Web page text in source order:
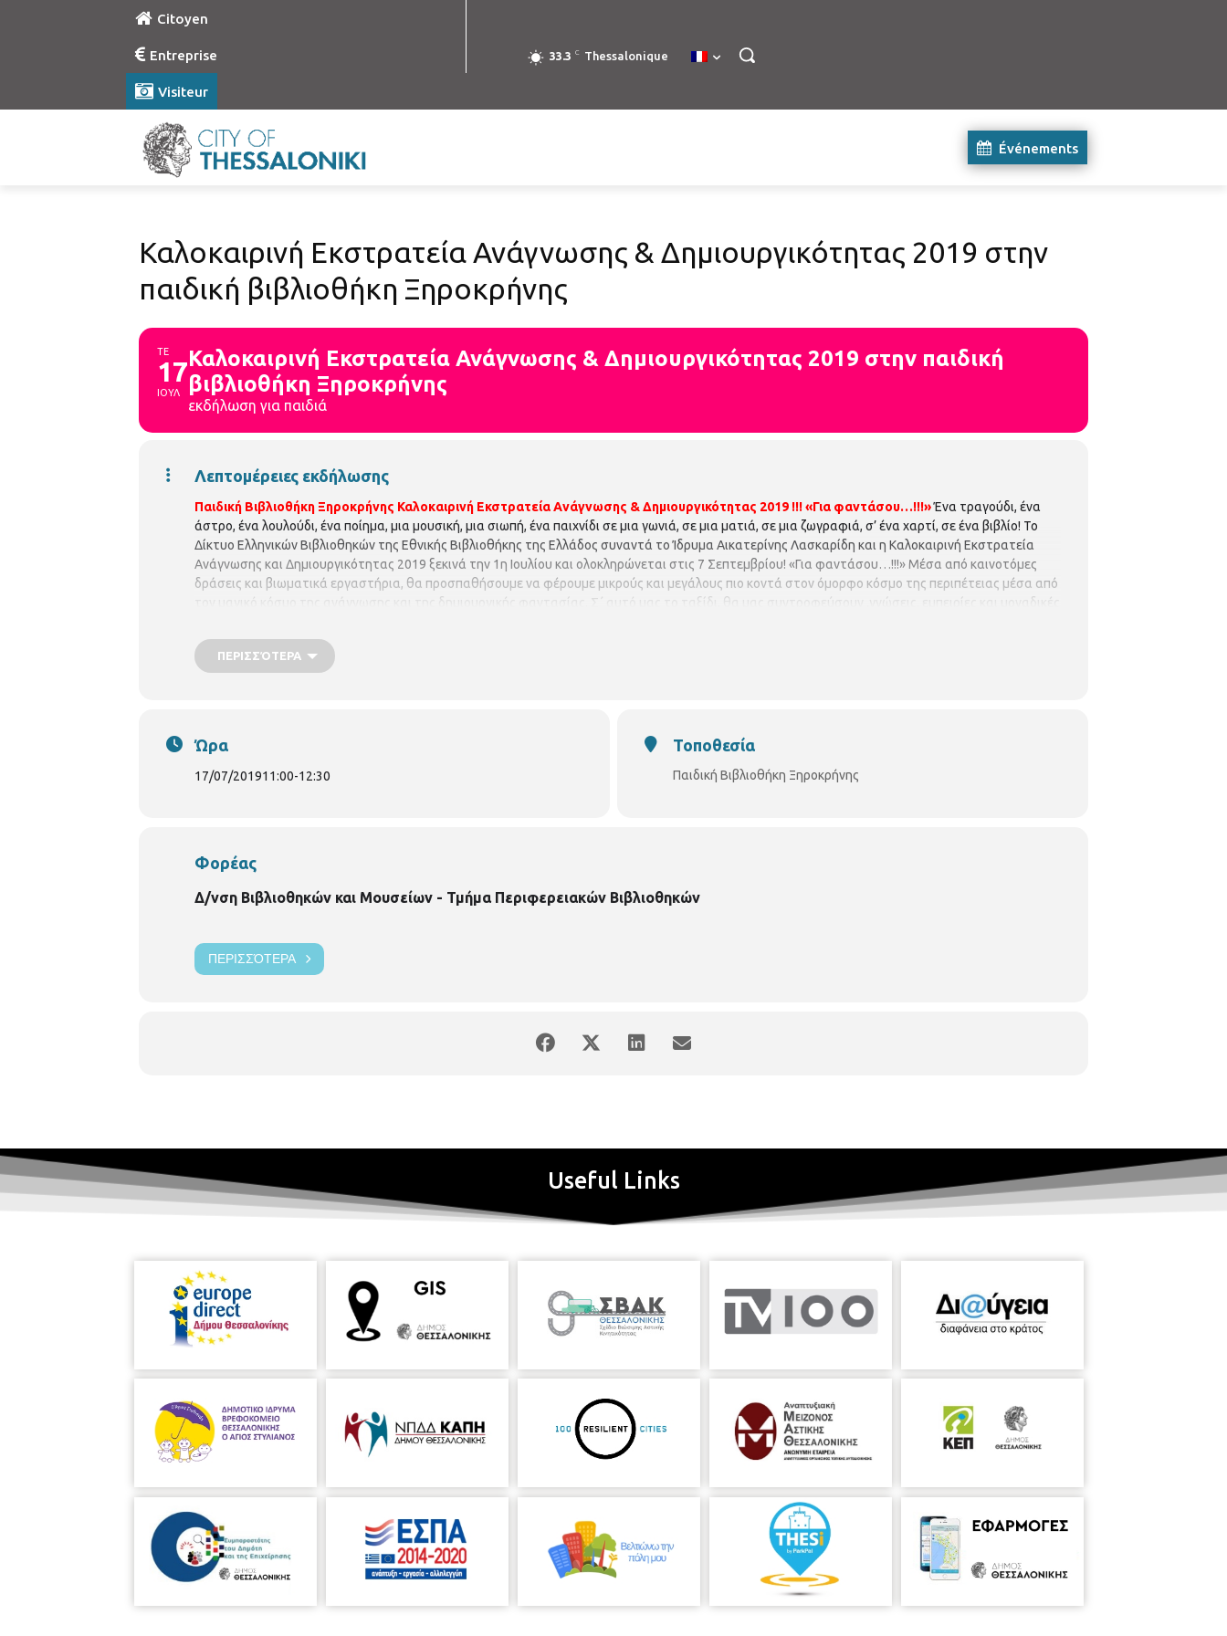
Citoyen
Entreprise
Visiteur
33.3 C Thessalonique
Événements
Καλοκαιρινή Εκστρατεία Ανάγνωσης & Δημιουργικότητας 2019 στην
παιδική βιβλιοθήκη Ξηροκρήνης
ΤΕ
17
ΙΟΥΛ
Καλοκαιρινή Εκστρατεία Ανάγνωσης & Δημιουργικότητας 2019 στην παιδική
βιβλιοθήκη Ξηροκρήνης
εκδήλωση για παιδιά
Λεπτομέρειες εκδήλωσης
Παιδική Βιβλιοθήκη Ξηροκρήνης Καλοκαιρινή Εκστρατεία Ανάγνωσης & Δημιουργικότητας 2019 !!!«Για φαντάσου…!!!»Ένα τραγούδι, ένα
άστρο, ένα λουλούδι, ένα ποίημα, μια μουσική, μια σιωπή, ένα παιχνίδι σε μια γωνιά, σε μια ματιά, σε μια ζωγραφιά, σ’ ένα χαρτί, σε ένα βιβλίο! Το
Δίκτυο Ελληνικών Βιβλιοθηκών της Εθνικής Βιβλιοθήκης της Ελλάδος συναντά το Ίδρυμα Αικατερίνης Λασκαρίδη και η Καλοκαιρινή Εκστρατεία
Ανάγνωσης και Δημιουργικότητας 2019 ξεκινά την 1η Ιουλίου και ολοκληρώνεται στις 7 Σεπτεμβρίου! «Για φαντάσου…!!!» Μέσα από καινοτόμες
δράσεις και βιωματικά εργαστήρια, θα προσπαθήσουμε να φέρουμε μικρούς και μεγάλους πιο κοντά στον όμορφο κόσμο της περιπέτειας μέσα από
τον μαγικό κόσμο της ανάγνωσης και της δημιουργικής φαντασίας. Σ΄ αυτό μας το ταξίδι, θα μας συντροφεύσουν ,γνώσεις, εμπειρίες και μοναδικές
Βιβλιοθήκη Ξηροκρήνης, συμμετέχει ενεργά στο πρόγραμμα της Καλοκαιρινής Εκστρατείας Ανάγνωσης & Δημιουργικότητας 2019 με τις παρακάτω
δράσεις :Τετάρτη 17 Ιουλίου & ώρα 11:00 π.μ.
Κολωνιάρη 23
p.vivlio.xirokrinis@thessaloniki.gr https://www.facebook.com/pbibjir
ΠΕΡΙΣΣΌΤΕΡΑ
Ώρα
17/07/201911:00-12:30
Τοποθεσία
Παιδική Βιβλιοθήκη Ξηροκρήνης
Φορέας
Δ/νση Βιβλιοθηκών και Μουσείων - Τμήμα Περιφερειακών Βιβλιοθηκών
ΠΕΡΙΣΣΌΤΕΡΑ
Useful Links